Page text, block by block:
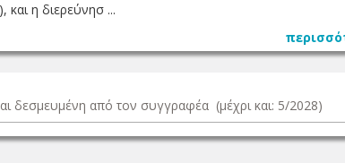
η διερεύνησ ...
δεσμευμένη από τον συγγραφέα (μέχρι και: 5/2028)